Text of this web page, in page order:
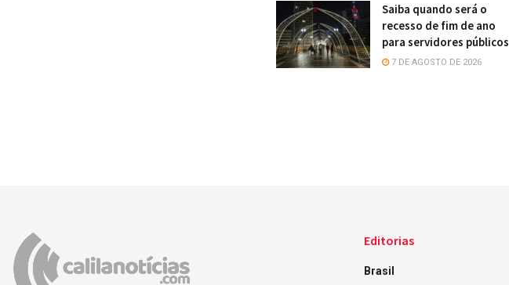
Saiba quando será o
recesso de fim de ano
para servidores públicos
7 DE AGOSTO DE 2026
Editorias
Brasil